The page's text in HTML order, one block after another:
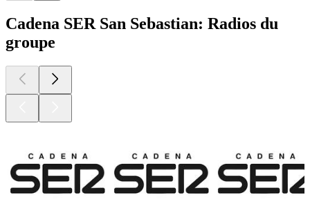
Cadena SER San Sebastian: Radios du
groupe